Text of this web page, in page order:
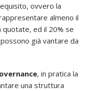
ovvero la
almeno il
quotate, ed il 20% se
già vantare da
, in pratica la
una struttura